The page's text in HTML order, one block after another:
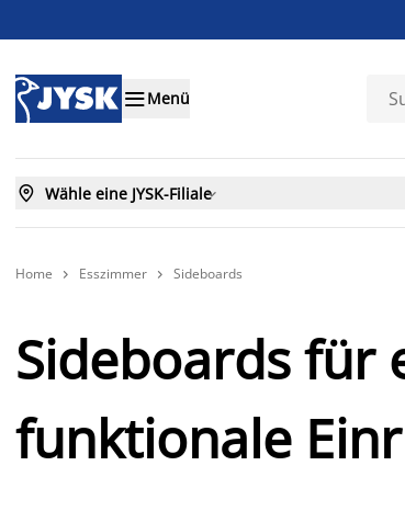
Menü
 Wähle eine JYSK-Filiale
Home  Esszimmer  Sideboards
Sideboards für
funktionale